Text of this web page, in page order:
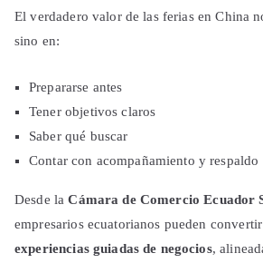
El verdadero valor de las ferias en China
sino en:
Prepararse antes
Tener objetivos claros
Saber qué buscar
Contar con acompañamiento y respaldo
Desde laCámara de Comercio Ecuador
empresarios ecuatorianos pueden
experiencias guiadas de negocios,